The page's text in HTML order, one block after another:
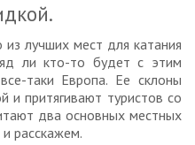
лучших мест для катания
ли кто-то будет с этим
таки Европа. Ее склоны
и притягивают туристов со
два основных местных
расскажем.